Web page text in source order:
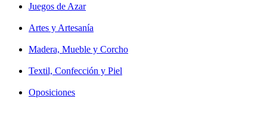
Juegos de Azar
Artes y Artesanía
Madera, Mueble y Corcho
Textil, Confección y Piel
Oposiciones